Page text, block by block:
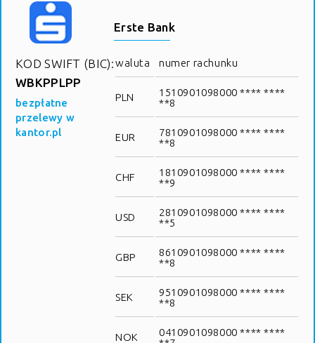
KOD SWIFT (BIC):
WBKPPLPP
bezpłatne
przelewy w
kantor.pl
Erste Bank
waluta numer rachunku
PLN
1510901098000 **** ****
**8
EUR
7810901098000 **** ****
**8
CHF
1810901098000 **** ****
**9
USD
2810901098000 **** ****
**5
GBP
8610901098000 **** ****
**8
SEK
9510901098000 **** ****
**8
NOK
0410901098000 **** ****